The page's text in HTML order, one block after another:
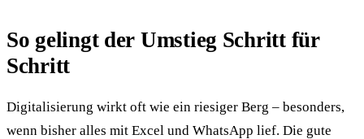
So gelingt der Umstieg Schritt für
Schritt
Digitalisierung wirkt oft wie ein riesiger Berg – besonders,
wenn bisher alles mit Excel und WhatsApp lief. Die gute